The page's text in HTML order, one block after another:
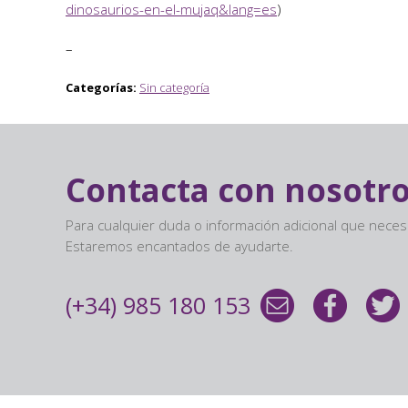
dinosaurios-en-el-mujaq&lang=es)
–
Categorías: Sin categoría
Contacta con
Para cualquier duda o información adicional que
Estaremos encantados de ayudarte.
(+34) 985 180 153